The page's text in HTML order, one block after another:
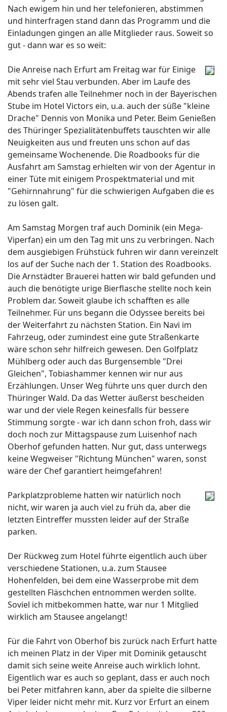
Nach ewigem hin und her telefonieren, abstimmen
und hinterfragen stand dann das Programm und die
Einladungen gingen an alle Mitglieder raus. Soweit so
gut - dann war es so weit:
Die Anreise nach Erfurt am Freitag war für Einige
mit sehr viel Stau verbunden. Aber im Laufe des
Abends trafen alle Teilnehmer noch in der Bayerischen
Stube im Hotel Victors ein, u.a. auch der süße "kleine
Drache" Dennis von Monika und Peter. Beim Genießen
des Thüringer Spezialitätenbuffets tauschten wir alle
Neuigkeiten aus und freuten uns schon auf das
gemeinsame Wochenende. Die Roadbooks für die
Ausfahrt am Samstag erhielten wir von der Agentur in
einer Tüte mit einigem Prospektmaterial und mit
"Gehirnnahrung" für die schwierigen Aufgaben die es
zu lösen galt.
Am Samstag Morgen traf auch Dominik (ein Mega-
Viperfan) ein um den Tag mit uns zu verbringen. Nach
dem ausgiebigen Frühstück fuhren wir dann vereinzelt
los auf der Suche nach der 1. Station des Roadbooks.
Die Arnstädter Brauerei hatten wir bald gefunden und
auch die benötigte urige Bierflasche stellte noch kein
Problem dar. Soweit glaube ich schafften es alle
Teilnehmer. Für uns begann die Odyssee bereits bei
der Weiterfahrt zu nächsten Station. Ein Navi im
Fahrzeug, oder zumindest eine gute Straßenkarte
wäre schon sehr hilfreich gewesen. Den Golfplatz
Mühlberg oder auch das Burgensemble "Drei
Gleichen", Tobiashammer kennen wir nur aus
Erzählungen. Unser Weg führte uns quer durch den
Thüringer Wald. Da das Wetter äußerst bescheiden
war und der viele Regen keinesfalls für bessere
Stimmung sorgte - war ich dann schon froh, dass wir
doch noch zur Mittagspause zum Luisenhof nach
Oberhof gefunden hatten. Nur gut, dass unterwegs
keine Wegweiser "Richtung München" waren, sonst
wäre der Chef garantiert heimgefahren!
Parkplatzprobleme hatten wir natürlich noch
nicht, wir waren ja auch viel zu früh da, aber die
letzten Eintreffer mussten leider auf der Straße
parken.
Der Rückweg zum Hotel führte eigentlich auch über
verschiedene Stationen, u.a. zum Stausee
Hohenfelden, bei dem eine Wasserprobe mit dem
gestellten Fläschchen entnommen werden sollte.
Soviel ich mitbekommen hatte, war nur 1 Mitglied
wirklich am Stausee angelangt!
Für die Fahrt von Oberhof bis zurück nach Erfurt hatte
ich meinen Platz in der Viper mit Dominik getauscht
damit sich seine weite Anreise auch wirklich lohnt.
Eigentlich war es auch so geplant, dass er auch noch
bei Peter mitfahren kann, aber da spielte die silberne
Viper leider nicht mehr mit. Kurz vor Erfurt an einem